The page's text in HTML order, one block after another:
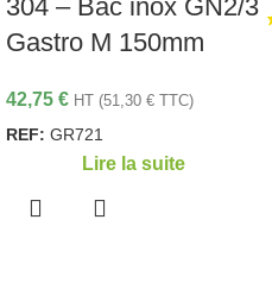
304 – Bac inox GN2/3
Gastro M 150mm
42,75 € HT (51,30 € TTC)
REF: GR721
Lire la suite